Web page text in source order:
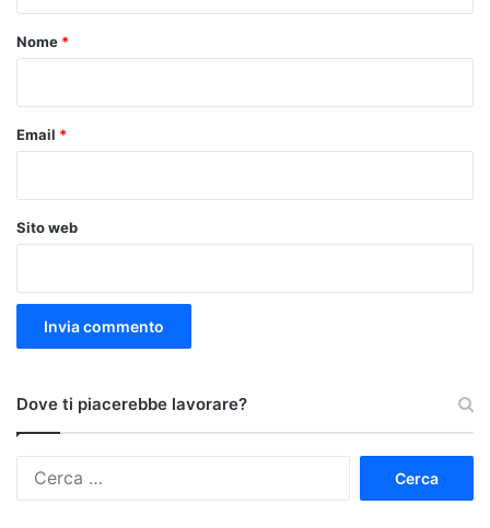
o
Nome *
Email *
Sito web
Dove ti piacerebbe lavorare?